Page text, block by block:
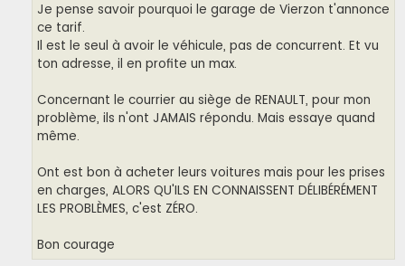
Je pense savoir pourquoi le garage de Vierzon t'annonce
ce tarif.
Il est le seul à avoir le véhicule, pas de concurrent. Et vu
ton adresse, il en profite un max.
Concernant le courrier au siège de RENAULT, pour mon
problème, ils n'ont JAMAIS répondu. Mais essaye quand
même.
Ont est bon à acheter leurs voitures mais pour les prises
en charges, ALORS QU'ILS EN CONNAISSENT DÉLIBÉRÉMENT
LES PROBLÈMES, c'est ZÉRO.
Bon courage